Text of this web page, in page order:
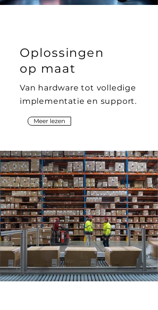
Oplossingen
op maat
Van hardware tot volledige
implementatie en support.
Meer lezen